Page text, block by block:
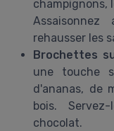
champignons,
rehausser les
Brochettes
une touche
d'ananas, de
bois.
chocolat.